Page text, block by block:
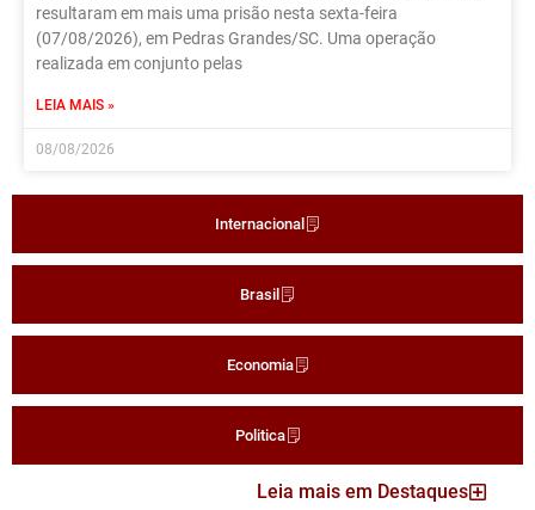
Internacional
Brasil
Economia
Politica
resultaram em mais uma prisão nesta sexta-feira
(07/08/2026), em Pedras Grandes/SC. Uma operação
realizada em conjunto pelas
LEIA MAIS »
08/08/2026
Leia mais em Destaques